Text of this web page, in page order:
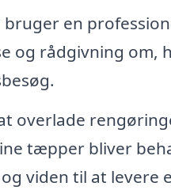
bruger en
og rådgivning om,
overlade
tæpper bliver
viden til at levere